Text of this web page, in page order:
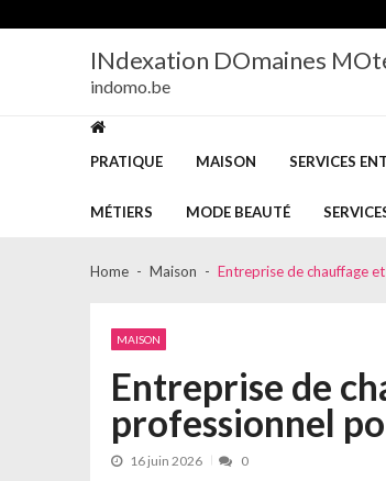
INdexation DOmaines
indomo.be
PRATIQUE MAISON SERVICES
MÉTIERS MODE BEAUTÉ
Home Maison Entreprise de chauffage
MAISON
Entreprise de
professionnel
16 juin 2026 0